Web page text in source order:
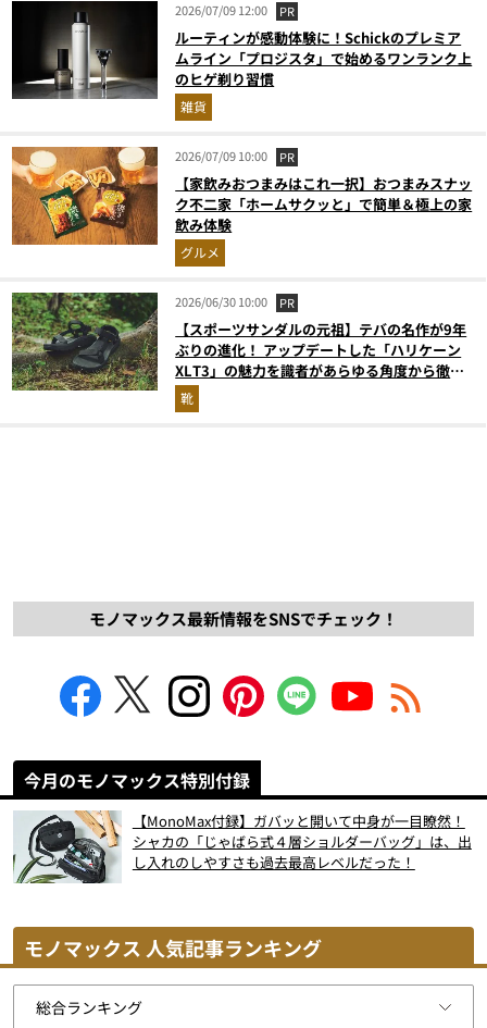
2026/07/09 12:00 PR
ルーティンが感動体験に！Schickのプレミア
ムライン「プロジスタ」で始めるワンランク上
のヒゲ剃り習慣
雑貨
2026/07/09 10:00 PR
【家飲みおつまみはこれ一択】おつまみスナッ
ク不二家「ホームサクッと」で簡単＆極上の家
飲み体験
グルメ
2026/06/30 10:00 PR
【スポーツサンダルの元祖】テバの名作が9年
ぶりの進化！ アップデートした「ハリケーン
XLT3」の魅力を識者があらゆる角度から徹底
解説！
靴
モノマックス最新情報をSNSでチェック！
今月のモノマックス特別付録
【MonoMax付録】ガバッと開いて中身が一目瞭然！
シャカの「じゃばら式４層ショルダーバッグ」は、出
し入れのしやすさも過去最高レベルだった！
モノマックス 人気記事ランキング